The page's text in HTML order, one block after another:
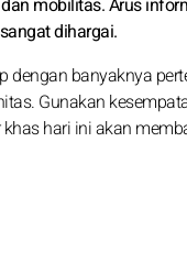
dihargai.
banyaknya
Gunakan
hari ini akan